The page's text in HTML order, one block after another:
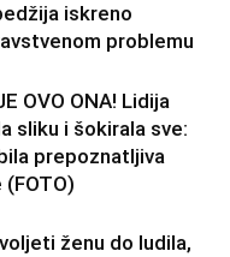
iskreno
problemu
OVO ONA! Lidija
sliku i šokirala sve:
prepoznatljiva
ženu do ludila,